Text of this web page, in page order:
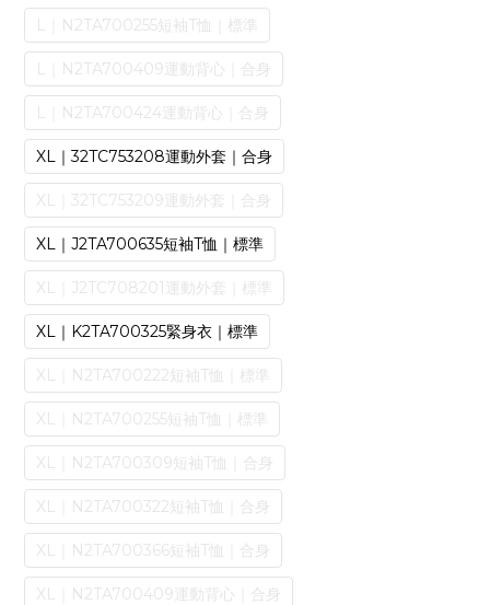
L｜N2TA700255短袖T恤｜標準
L｜N2TA700409運動背心｜合身
L｜N2TA700424運動背心｜合身
XL｜32TC753208運動外套｜合身
XL｜32TC753209運動外套｜合身
XL｜J2TA700635短袖T恤｜標準
XL｜J2TC708201運動外套｜標準
XL｜K2TA700325緊身衣｜標準
XL｜N2TA700222短袖T恤｜標準
XL｜N2TA700255短袖T恤｜標準
XL｜N2TA700309短袖T恤｜合身
XL｜N2TA700322短袖T恤｜合身
XL｜N2TA700366短袖T恤｜合身
XL｜N2TA700409運動背心｜合身